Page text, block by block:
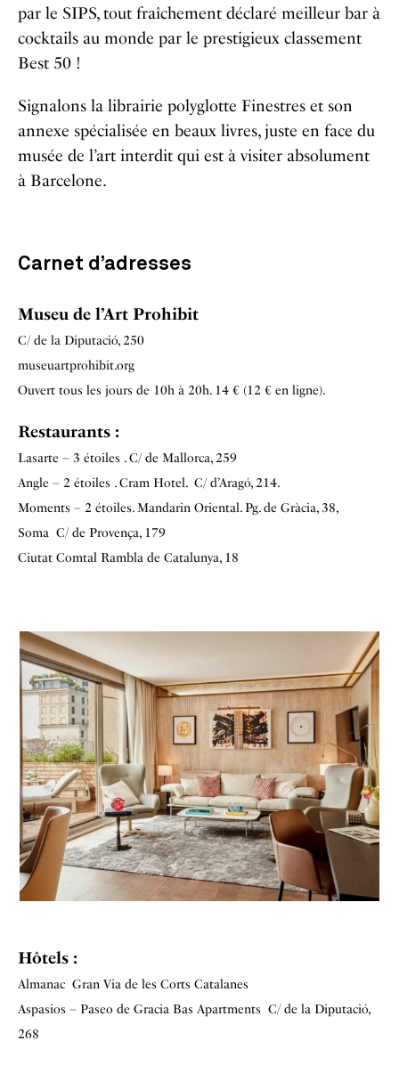
par le SIPS, tout fraîchement déclaré meilleur bar à
cocktails au monde par le prestigieux classement
Best 50 !
Signalons la librairie polyglotte Finestres et son
annexe spécialisée en beaux livres, juste en face du
musée de l’art interdit qui est à visiter absolument
à Barcelone.
Carnet d’adresses
Museu de l’Art Prohibit
C/ de la Diputació, 250
museuartprohibit.org
Ouvert tous les jours de 10h à 20h. 14 € (12 € en ligne).
Restaurants :
Lasarte – 3 étoiles .C/ de Mallorca, 259
Angle – 2 étoiles . Cram Hotel. C/ d’Aragó, 214.
Moments – 2 étoiles. Mandarin Oriental.Pg. de Gràcia, 38,
Soma C/ de Provença, 179
Ciutat Comtal Rambla de Catalunya, 18
Hôtels :
Almanac Gran Via de les Corts Catalanes
Aspasios – Paseo de Gracia Bas Apartments C/ de la Diputació,
268